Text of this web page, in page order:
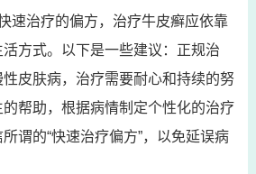
速治疗的偏方，治疗牛皮癣应依靠
方式。以下是一些建议：正规治
皮肤病，治疗需要耐心和持续的努
帮助，根据病情制定个性化的治疗
谓的“快速治疗偏方”，以免延误病